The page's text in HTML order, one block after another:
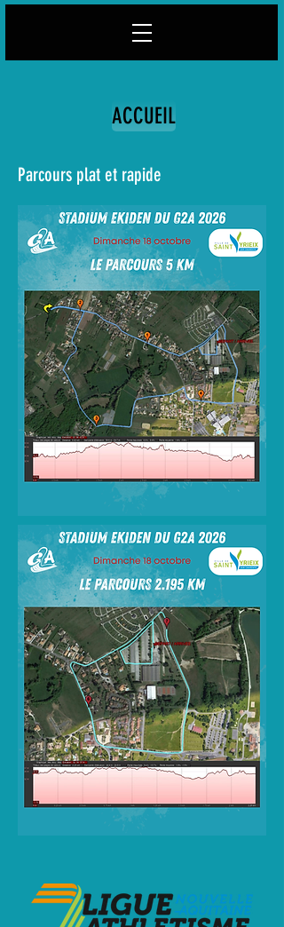
ACCUEIL
Parcours plat et rapide